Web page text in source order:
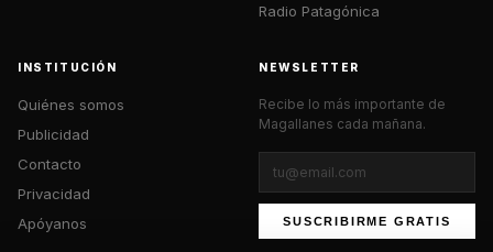
Radio Patagónica
INSTITUCIÓN
Quiénes somos
Publicidad
Contacto
Privacidad
Apóyanos
NEWSLETTER
Recibe lo más importante de
Magallanes cada mañana.
SUSCRIBIRME GRATIS